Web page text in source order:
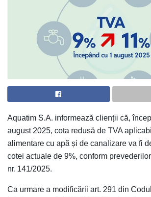
Aquatim S.A. informează clienții că,
august 2025, cota redusă de TVA
alimentare cu apă și de canalizare va fi
cotei actuale de 9%, conform
nr. 141/2025.
Ca urmare a modificării art. 291 din Codul